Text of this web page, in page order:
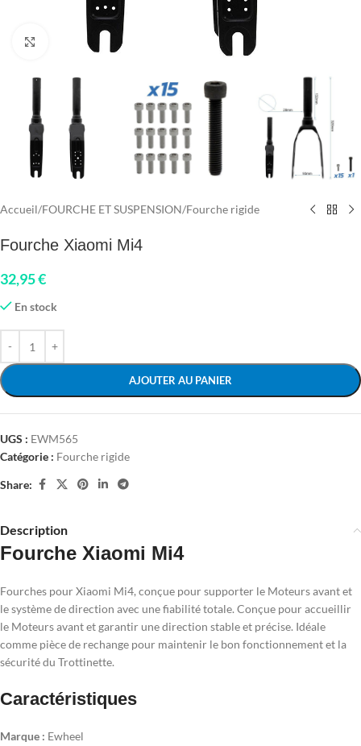
Click to enlarge
Accueil/FOURCHE ET SUSPENSION/Fourche rigide
Fourche Xiaomi Mi4
32,95€
En stock
AJOUTER AU PANIER
UGS : EWM565
Catégorie : Fourche rigide
Share:
Description
Fourche Xiaomi Mi4
Fourches pour Xiaomi Mi4, conçue pour supporter le Moteurs avant et
le système de direction avec une fiabilité totale. Conçue pour accueillir
le Moteurs avant et garantir une direction stable et précise. Idéale
comme pièce de rechange pour maintenir le bon fonctionnement et la
sécurité du Trottinette.
Caractéristiques
Marque : Ewheel